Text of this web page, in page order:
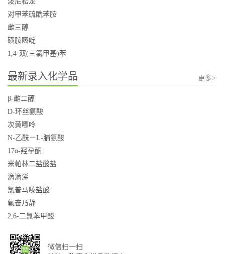
对甲苯硫酰苯胺
雌三醇
磺胺嘧啶
1,4-双(三氯甲基)苯
最新录入化学品 更多>
β-雌二醇
D-环丝氨酸
次黄嘌呤
N-乙酰－L-脯氨酸
17α-羟孕酮
米帕林二盐酸盐
滴滴涕
氯普马嗪盐酸
氟奋乃静
2,6-二氯苯甲酸
微信扫一扫